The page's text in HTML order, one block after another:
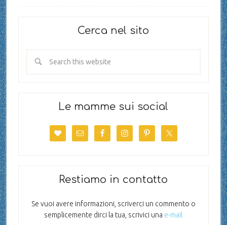
Cerca nel sito
Le mamme sui social
Restiamo in contatto
Se vuoi avere informazioni, scriverci un commento o
semplicemente dirci la tua, scrivici una e-mail